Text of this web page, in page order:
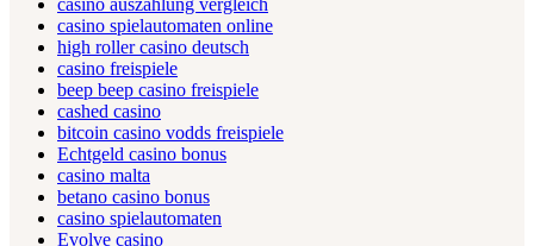
casino auszahlung vergleich
casino spielautomaten online
high roller casino deutsch
casino freispiele
beep beep casino freispiele
cashed casino
bitcoin casino vodds freispiele
Echtgeld casino bonus
casino malta
betano casino bonus
casino spielautomaten
Evolve casino